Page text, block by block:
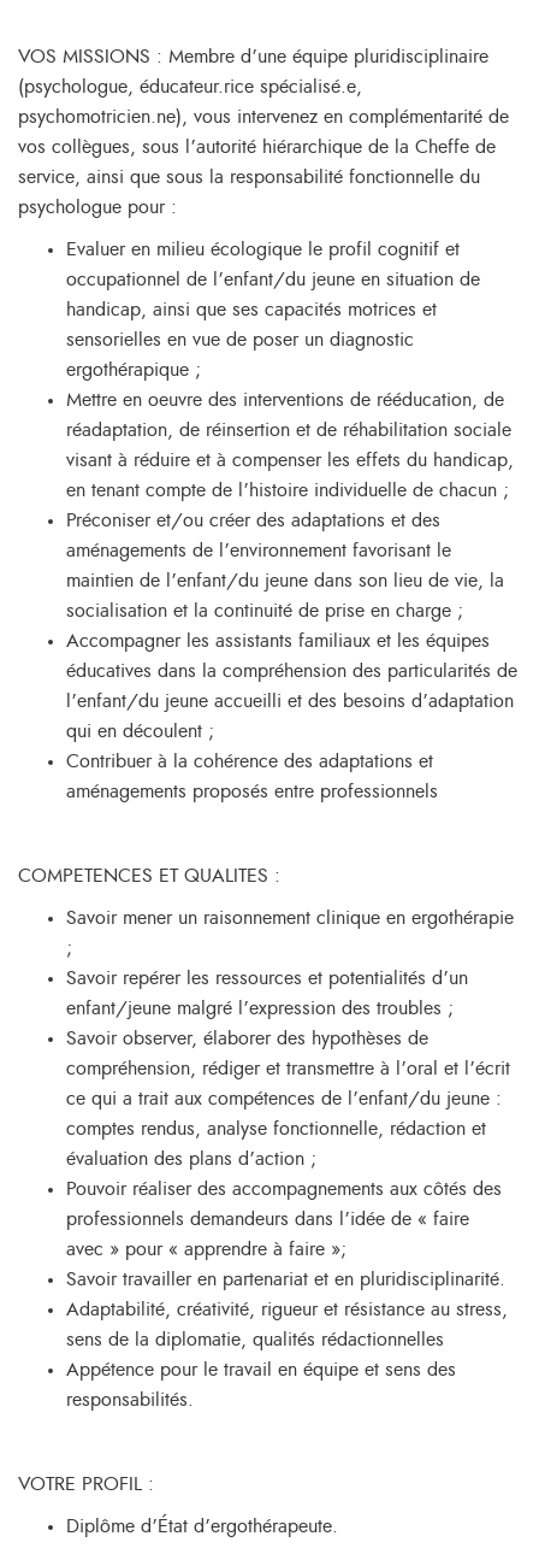
VOS MISSIONS : Membre d’une équipe pluridisciplinaire
(psychologue, éducateur.rice spécialisé.e,
psychomotricien.ne), vous intervenez en complémentarité de
vos collègues, sous l’autorité hiérarchique de la Cheffe de
service, ainsi que sous la responsabilité fonctionnelle du
psychologue pour :
Evaluer en milieu écologique le profil cognitif et
occupationnel de l’enfant/du jeune en situation de
handicap, ainsi que ses capacités motrices et
sensorielles en vue de poser un diagnostic
ergothérapique ;
Mettre en oeuvre des interventions de rééducation, de
réadaptation, de réinsertion et de réhabilitation sociale
visant à réduire et à compenser les effets du handicap,
en tenant compte de l’histoire individuelle de chacun ;
Préconiser et/ou créer des adaptations et des
aménagements de l’environnement favorisant le
maintien de l’enfant/du jeune dans son lieu de vie, la
socialisation et la continuité de prise en charge ;
Accompagner les assistants familiaux et les équipes
éducatives dans la compréhension des particularités de
l’enfant/du jeune accueilli et des besoins d’adaptation
qui en découlent ;
Contribuer à la cohérence des adaptations et
aménagements proposés entre professionnels
COMPETENCES ET QUALITES :
Savoir mener un raisonnement clinique en ergothérapie
;
Savoir repérer les ressources et potentialités d’un
enfant/jeune malgré l’expression des troubles ;
Savoir observer, élaborer des hypothèses de
compréhension, rédiger et transmettre à l’oral et l’écrit
ce qui a trait aux compétences de l’enfant/du jeune :
comptes rendus, analyse fonctionnelle, rédaction et
évaluation des plans d’action ;
Pouvoir réaliser des accompagnements aux côtés des
professionnels demandeurs dans l’idée de « faire
avec » pour « apprendre à faire »;
Savoir travailler en partenariat et en pluridisciplinarité.
Adaptabilité, créativité, rigueur et résistance au stress,
sens de la diplomatie, qualités rédactionnelles
Appétence pour le travail en équipe et sens des
responsabilités.
VOTRE PROFIL :
Diplôme d’État d’ergothérapeute.